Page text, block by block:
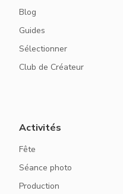
Blog
Guides
Sélectionner
Club de Créateur
Activités
Fête
Séance photo
Production